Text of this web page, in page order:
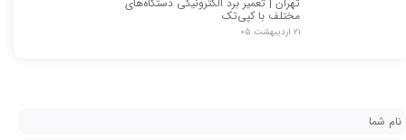
مختلف با کپی‌تک
۲۱ اردیبهشت ۰۵